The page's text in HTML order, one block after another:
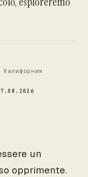
un
opprimente.